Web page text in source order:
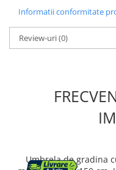
Pet Shop
Custi, cotete si tarcuri
Articole sanatate
Informatii conformitate
Review-uri(0)
Umbrela de gradina